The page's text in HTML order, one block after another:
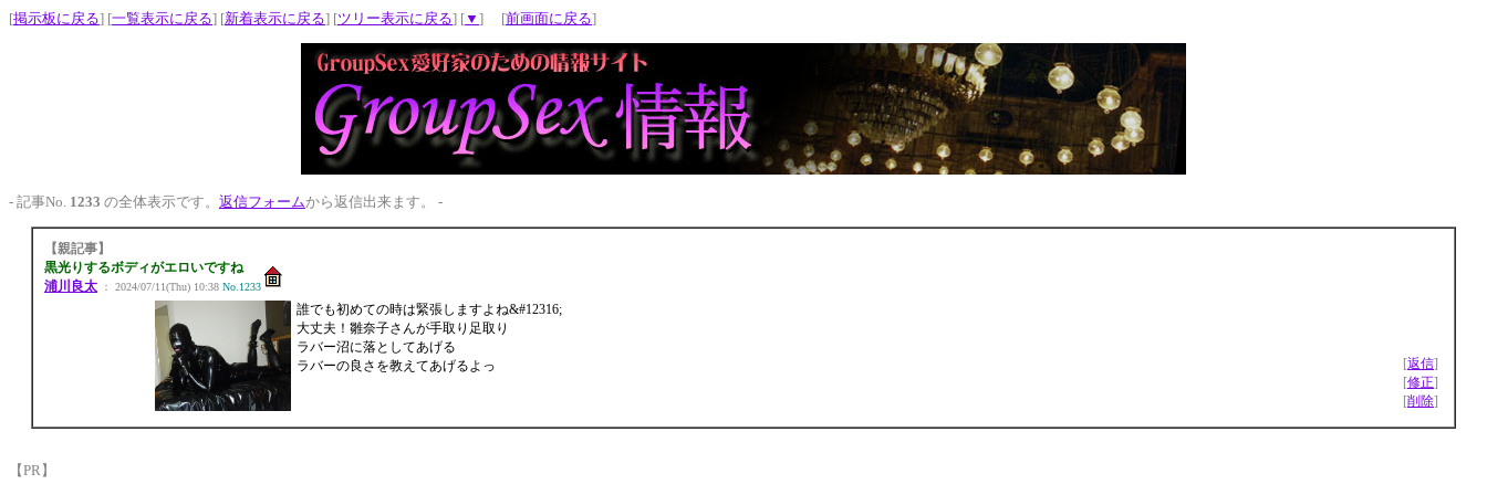
[掲示板に戻る] [一覧表示に戻る] [新着表示に戻る] [ツリー表示に戻る] [▼ ] [前画面に戻る]
- 記事No. 1233 の全体表示です。 返信フォームから返信出来ます。 -
【親記事】
黒光りするボディがエロいですね
浦川良太 ： 2024/07/11(Thu) 10:38 No.1233
誰でも初めての時は緊張しますよね&#12316;
大丈夫！雛奈子さんが手取り足取り
ラバー沼に落としてあげる
ラバーの良さを教えてあげるよっ
[返信]
[修正]
[削除]
【PR】